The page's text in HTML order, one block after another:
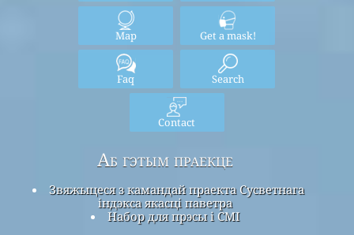
Map Get a mask!
Faq Search
Contact
Аб гэтым праекце
Звяжыцеся з камандай праекта Сусветнага
індэкса якасці паветра
Набор для прэсы і СМІ